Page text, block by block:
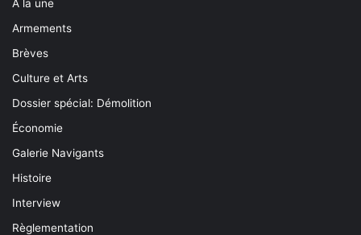
À la une
Armements
Brèves
Culture et Arts
Dossier spécial: Démolition
Économie
Galerie Navigants
Histoire
Interview
Règlementation